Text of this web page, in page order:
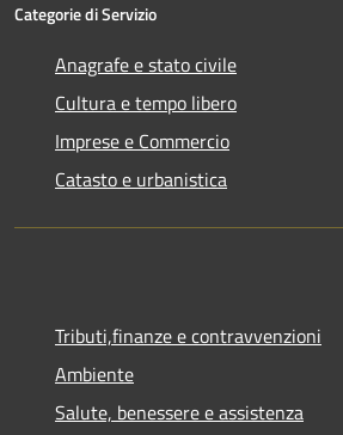
Categorie di Servizio
Anagrafe e stato civile
Cultura e tempo libero
Imprese e Commercio
Catasto e urbanistica
Tributi,finanze e contravvenzioni
Ambiente
Salute, benessere e assistenza